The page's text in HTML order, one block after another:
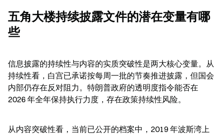
五角大楼持续披露文件的潜在变量有哪
些
信息披露的持续性与内容的实质突破性是两大核心变量。从
持续性看，白宫已承诺按每周一批的节奏推进披露，但国会
内部仍存在反对阻力。特朗普政府的透明度指令能否在
2026 年全年保持执行力度，存在政策持续性风险。
从内容突破性看，当前已公开的档案中，2019 年波斯湾上